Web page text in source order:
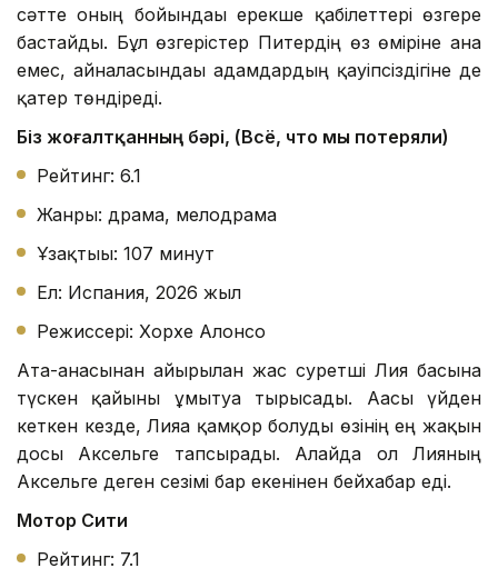
сәтте оның бойындағы ерекше қабілеттері өзгере
бастайды. Бұл өзгерістер Питердің өз өміріне ғана
емес, айналасындағы адамдардың қауіпсіздігіне де
қатер төндіреді.
Біз жоғалтқанның бәрі, (Всё, что мы потеряли)
Рейтинг: 6.1
Жанры: драма, мелодрама
Ұзақтығы: 107 минут
Ел: Испания, 2026 жыл
Режиссері: Хорхе Алонсо
Ата-анасынан айырылған жас суретші Лия басына
түскен қайғыны ұмытуға тырысады. Ағасы үйден
кеткен кезде, Лияға қамқор болуды өзінің ең жақын
досы Аксельге тапсырады. Алайда ол Лияның
Аксельге деген сезімі бар екенінен бейхабар еді.
Мотор Сити
Рейтинг: 7.1